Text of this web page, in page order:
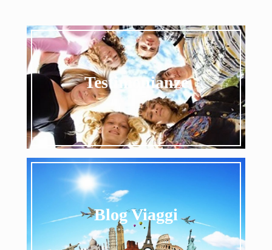
Testimonianze
Testimonianze
Curiosa un po' qui...
Blog Viaggi